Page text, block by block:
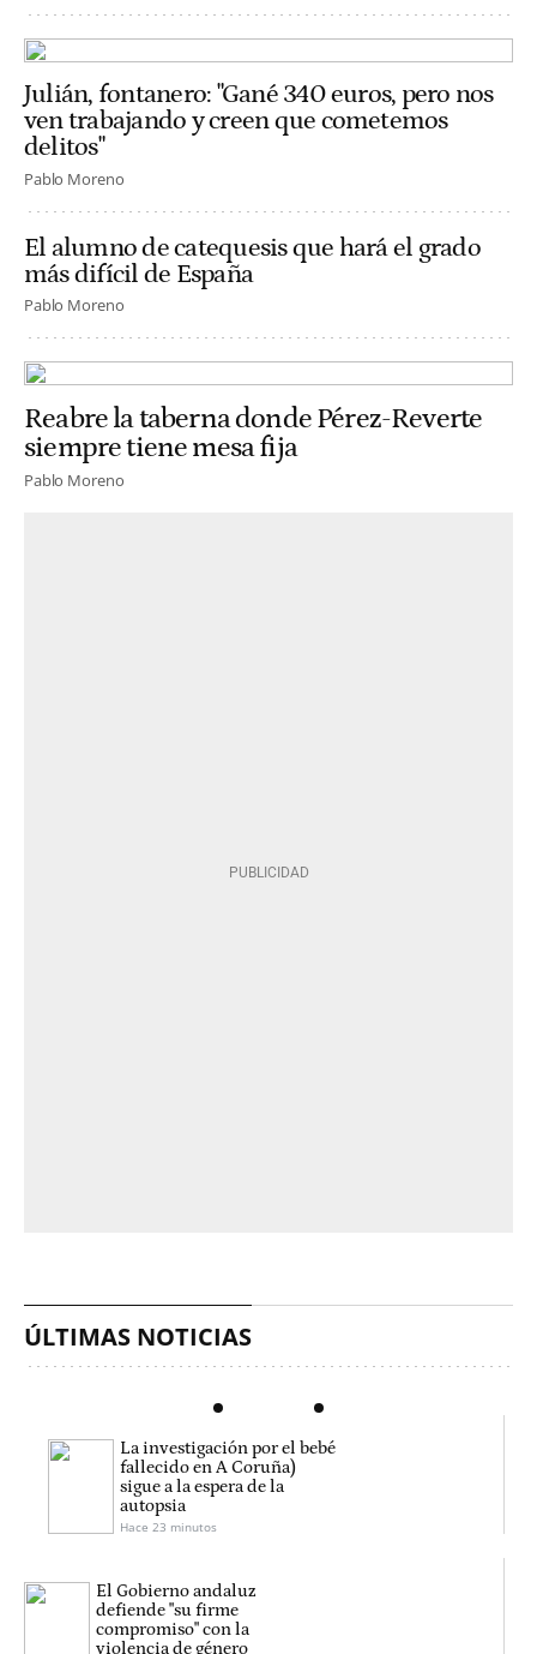
Julián, fontanero: "Gané 340 euros, pero nos
ven trabajando y creen que cometemos
delitos"
Pablo Moreno
El alumno de catequesis que hará el grado
más difícil de España
Pablo Moreno
Reabre la taberna donde Pérez-Reverte
siempre tiene mesa fija
Pablo Moreno
ÚLTIMAS NOTICIAS
La investigación por el bebé
fallecido en A Coruña)
sigue a la espera de la
autopsia
Hace 23 minutos
El Gobierno andaluz
defiende "su firme
compromiso" con la
violencia de género